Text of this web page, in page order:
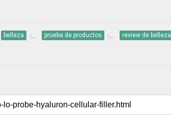
belleza prueba de productos review de belleza